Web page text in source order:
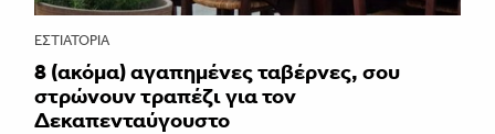
ΕΣΤΙΑΤΌΡΙΑ
8 (ακόμα) αγαπημένες ταβέρνες, σου
στρώνουν τραπέζι για τον
Δεκαπενταύγουστο